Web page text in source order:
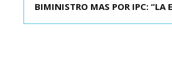
KAST SE REUNIÓ CON EL
BIMINISTRO MAS POR IPC: “LA